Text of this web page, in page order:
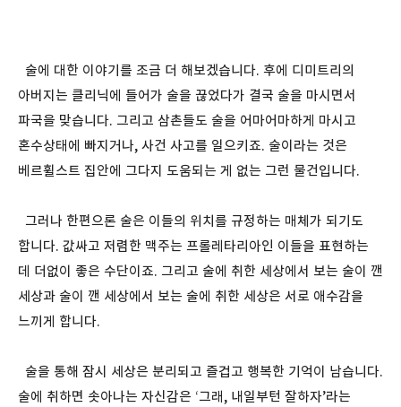
술에 대한 이야기를 조금 더 해보겠습니다. 후에 디미트리의
아버지는 클리닉에 들어가 술을 끊었다가 결국 술을 마시면서
파국을 맞습니다. 그리고 삼촌들도 술을 어마어마하게 마시고
혼수상태에 빠지거나, 사건 사고를 일으키죠. 술이라는 것은
베르휠스트 집안에 그다지 도움되는 게 없는 그런 물건입니다.
그러나 한편으론 술은 이들의 위치를 규정하는 매체가 되기도
합니다. 값싸고 저렴한 맥주는 프롤레타리아인 이들을 표현하는
데 더없이 좋은 수단이죠. 그리고 술에 취한 세상에서 보는 술이 깬
세상과 술이 깬 세상에서 보는 술에 취한 세상은 서로 애수감을
느끼게 합니다.
술을 통해 잠시 세상은 분리되고 즐겁고 행복한 기억이 남습니다.
술에 취하면 솟아나는 자신감은 ‘그래, 내일부턴 잘하자’라는